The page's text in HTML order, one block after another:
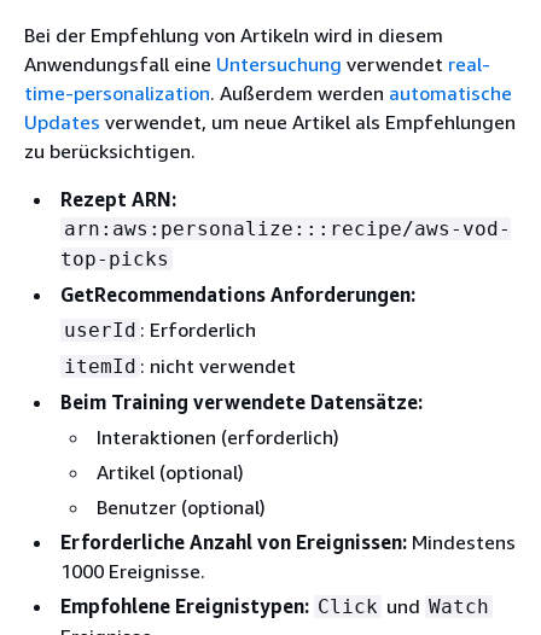
Bei der Empfehlung von Artikeln wird in diesem
Anwendungsfall eine Untersuchung verwendet real-
time-personalization. Außerdem werden automatische
Updates verwendet, um neue Artikel als Empfehlungen
zu berücksichtigen.
Rezept ARN:
arn:aws:personalize:::recipe/aws-vod-
top-picks
GetRecommendations Anforderungen:
userId : Erforderlich
itemId : nicht verwendet
Beim Training verwendete Datensätze:
Interaktionen (erforderlich)
Artikel (optional)
Benutzer (optional)
Erforderliche Anzahl von Ereignissen: Mindestens
1000 Ereignisse.
Empfohlene Ereignistypen: Click und Watch